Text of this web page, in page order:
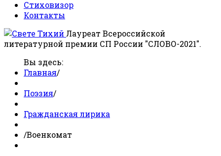
Стиховизор
Контакты
Лауреат Всероссийской
литературной премии СП России "СЛОВО-2021".
Вы здесь:
Главная/
Поэзия/
Гражданская лирика
/Военкомат